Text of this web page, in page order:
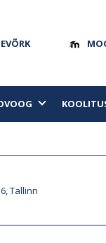
Tallinn